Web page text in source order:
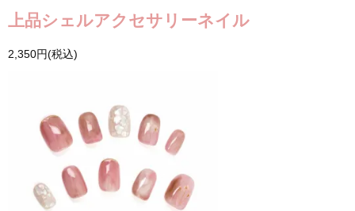
上品シェルアクセサリーネイル
2,350円(税込)